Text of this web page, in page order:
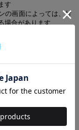
す
の画面によっては、付
場合があります
異なります。誌面内